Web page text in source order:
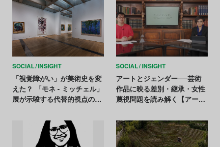
SOCIAL INSIGHT
「視覚障がい」が美術史を変
えた？ 「モネ - ミッチェル」
展が示唆する代替的視点の価
SOCIAL INSIGHT
アートとジェンダー──芸術
作品に映る差別・継承・女性
蔑視問題を読み解く【アート